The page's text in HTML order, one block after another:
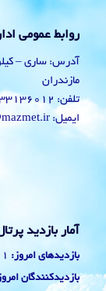
روابط عمومی
مازندران
تلفن: 01133136012
ایمیل: info@mazmet.ir
آمار بازدید
بازدیدهای امروز:
بازدیدکنندگان